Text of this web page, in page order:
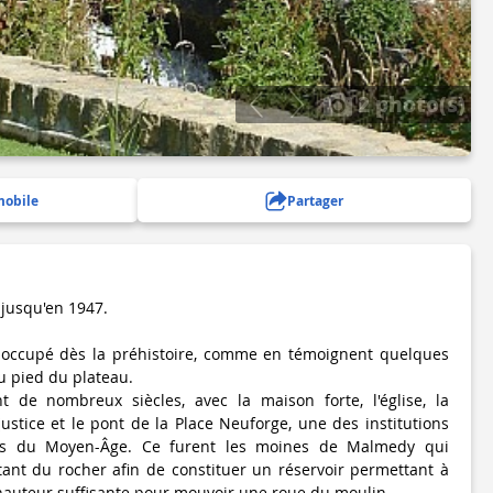
2 photo(s)
Partager
1947.
dès la préhistoire, comme en témoignent quelques
pied du plateau.
nombreux siècles, avec la maison forte, l'église, la
et le pont de la Place Neuforge, une des institutions
du Moyen-Âge. Ce furent les moines de Malmedy qui
du rocher afin de constituer un réservoir permettant à